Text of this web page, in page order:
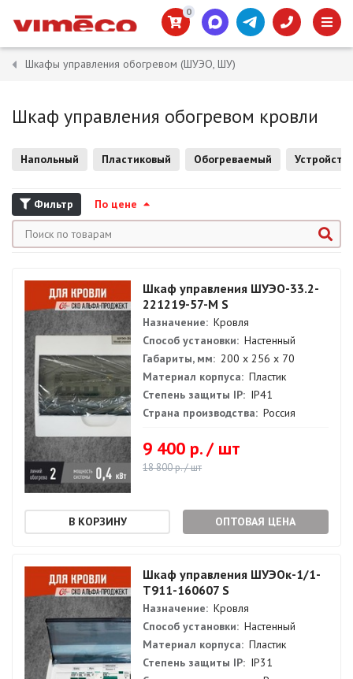
0
Шкафы управления обогревом (ШУЭО, ШУ)
Шкаф управления обогревом кровли
Напольный Пластиковый Обогреваемый
Фильтр По цене
Шкаф управления ШУЭО-33.2-
221219-57-М S
Назначение: Кровля
Способ установки: Настенный
Габариты, мм: 200 х 256 х 70
Материал корпуса: Пластик
Степень защиты IP: IP41
Страна производства: Россия
9 400 р. / шт
18 800 р. / шт
ОПТОВАЯ ЦЕНА
Шкаф управления ШУЭОк-1/1-
Т911-160607 S
Назначение: Кровля
Способ установки: Настенный
Материал корпуса: Пластик
Степень защиты IP: IP31